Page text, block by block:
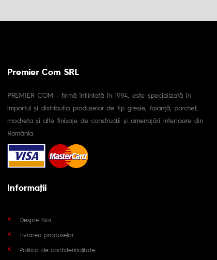
Premier Com SRL
PREMIER COM - firmă înfiintată în 1994, este specializată în
importul și distributia produselor de tip gresie, faianță, parchet,
mocheta și alte finisaje de construcții și amenajări interioare din
România.
Informaţii
Despre Noi
Livrarea produselor
Politica de confidențialitate